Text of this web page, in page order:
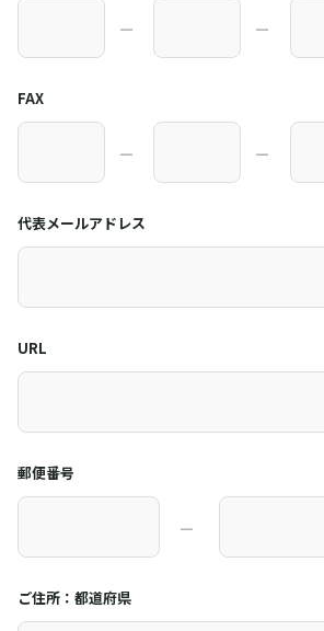
― ―
FAX
― ―
代表メールアドレス
URL
郵便番号
―
ご住所：都道府県